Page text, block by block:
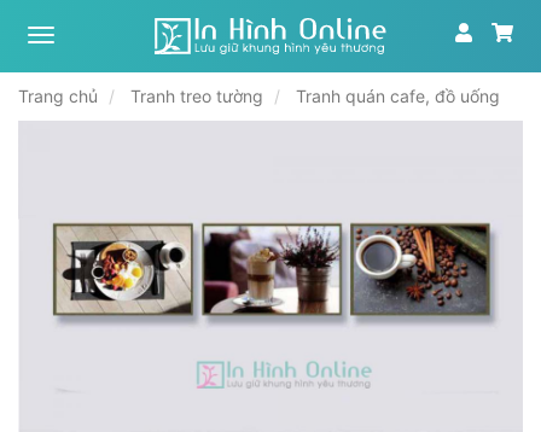
Xưởng
ảnh
theo
Hình
Online
Trang chủ Tranh treo tường Tranh quán cafe, đồ uống